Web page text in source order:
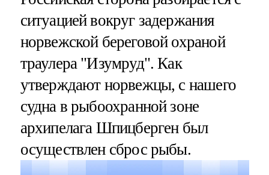
ситуацией вокруг задержания
норвежской береговой охраной
траулера "Изумруд". Как
утверждают норвежцы, с нашего
судна в рыбоохранной зоне
архипелага Шпицберген был
осуществлен сброс рыбы.